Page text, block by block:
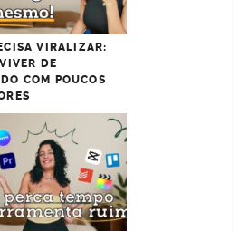
VIRALIZAR:
DE
COM POUCOS